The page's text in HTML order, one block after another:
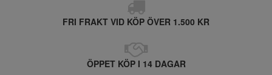
FRI FRAKT VID KÖP ÖVER 1.500 KR
ÖPPET KÖP I 14 DAGAR